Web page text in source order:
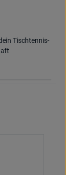
Tischtennis-